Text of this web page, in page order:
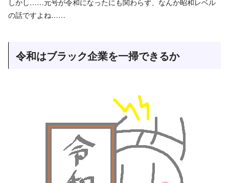
しかし……元号が令和になったにも関わらず、なんか昭和レベル
の話ですよね……
令和はブラック企業を一掃できるか